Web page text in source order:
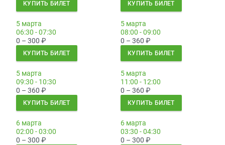
КУПИТЬ БИЛЕТ КУПИТЬ БИЛЕТ
5 марта
06:30 - 07:30
0 – 300 ₽
КУПИТЬ БИЛЕТ
5 марта
08:00 - 09:00
0 – 360 ₽
КУПИТЬ БИЛЕТ
5 марта
09:30 - 10:30
0 – 360 ₽
КУПИТЬ БИЛЕТ
5 марта
11:00 - 12:00
0 – 360 ₽
КУПИТЬ БИЛЕТ
6 марта
02:00 - 03:00
0 – 300 ₽
6 марта
03:30 - 04:30
0 – 300 ₽